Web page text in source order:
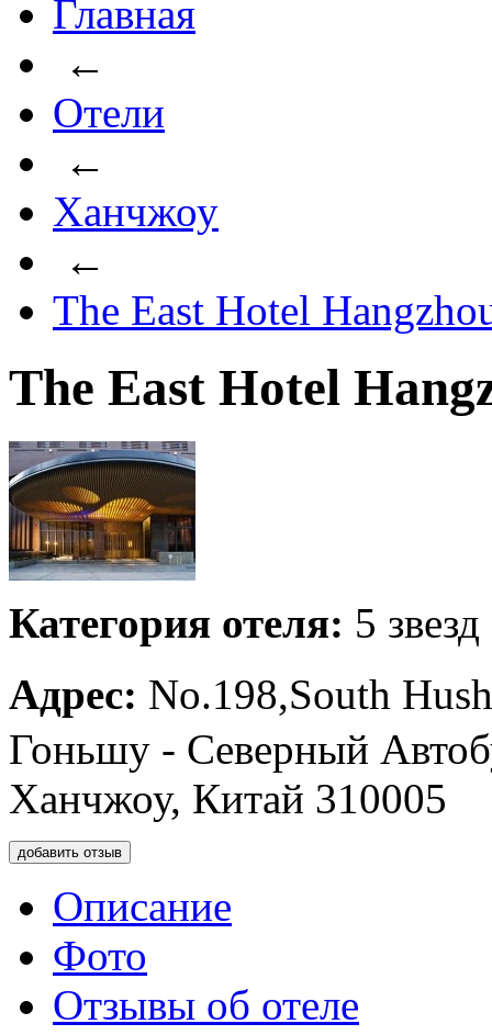
Главная
←
Отели
←
Ханчжоу
←
The East Hotel
The East Hotel
Категория отеля: 5 звезд
Адрес: No.198,South
Гоньшу - Северный
Ханчжоу, Китай 310005
добавить отзыв
Описание
Фото
Отзывы об отеле